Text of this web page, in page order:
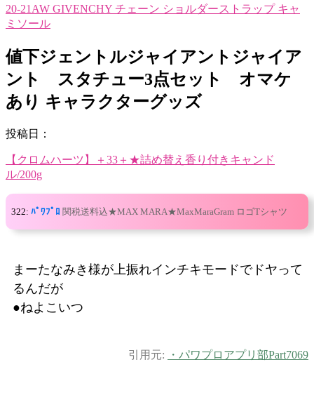
20-21AW GIVENCHY チェーン ショルダーストラップ キャ
ミソール
値下ジェントルジャイアントジャイア
ント スタチュー3点セット オマケ
あり キャラクターグッズ
投稿日：
【クロムハーツ】＋33＋★詰め替え香り付きキャンド
ル/200g
322: ﾊﾟﾜﾌﾟﾛ 関税送料込★MAX MARA★MaxMaraGram ロゴTシャツ
まーたなみき様が上振れインチキモードでドヤって
るんだが
●ねよこいつ
引用元: ・パワプロアプリ部Part7069